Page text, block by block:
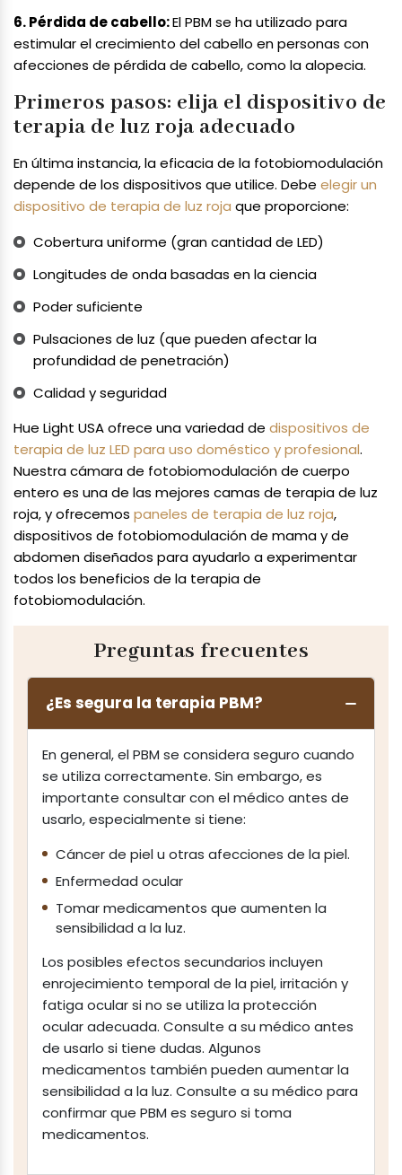
6. Pérdida de cabello:El PBM se ha utilizado para
estimular el crecimiento del cabello en personas con
afecciones de pérdida de cabello, como la alopecia.
Primeros pasos: elija el dispositivo de
terapia de luz roja adecuado
En última instancia, la eficacia de la fotobiomodulación
depende de los dispositivos que utilice. Debe elegir un
dispositivo de terapia de luz roja que proporcione:
Cobertura uniforme (gran cantidad de LED)
Longitudes de onda basadas en la ciencia
Poder suficiente
Pulsaciones de luz (que pueden afectar la
profundidad de penetración)
Calidad y seguridad
Hue Light USA ofrece una variedad de dispositivos de
terapia de luz LED para uso doméstico y profesional.
Nuestra cámara de fotobiomodulación de cuerpo
entero es una de las mejores camas de terapia de luz
roja, y ofrecemos paneles de terapia de luz roja,
dispositivos de fotobiomodulación de mama y de
abdomen diseñados para ayudarlo a experimentar
todos los beneficios de la terapia de
fotobiomodulación.
Preguntas frecuentes
¿Es segura la terapia PBM?
En general, el PBM se considera seguro cuando
se utiliza correctamente. Sin embargo, es
importante consultar con el médico antes de
usarlo, especialmente si tiene:
Cáncer de piel u otras afecciones de la piel.
Enfermedad ocular
Tomar medicamentos que aumenten la
sensibilidad a la luz.
Los posibles efectos secundarios incluyen
enrojecimiento temporal de la piel, irritación y
fatiga ocular si no se utiliza la protección
ocular adecuada. Consulte a su médico antes
de usarlo si tiene dudas. Algunos
medicamentos también pueden aumentar la
sensibilidad a la luz. Consulte a su médico para
confirmar que PBM es seguro si toma
medicamentos.